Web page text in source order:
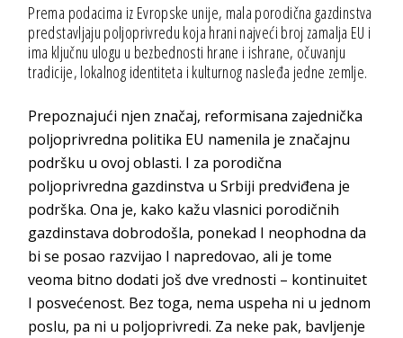
Prema podacima iz Evropske unije, mala porodična gazdinstva
predstavljaju poljoprivredu koja hrani najveći broj zamalja EU i
ima ključnu ulogu u bezbednosti hrane i ishrane, očuvanju
tradicije, lokalnog identiteta i kulturnog nasleđa jedne zemlje.
Prepoznajući njen značaj, reformisana zajednička
poljoprivredna politika EU namenila je značajnu
podršku u ovoj oblasti. I za porodična
poljoprivredna gazdinstva u Srbiji predviđena je
podrška. Ona je, kako kažu vlasnici porodičnih
gazdinstava dobrodošla, ponekad I neophodna da
bi se posao razvijao I napredovao, ali je tome
veoma bitno dodati još dve vrednosti – kontinuitet
I posvećenost. Bez toga, nema uspeha ni u jednom
poslu, pa ni u poljoprivredi. Za neke pak, bavljenje